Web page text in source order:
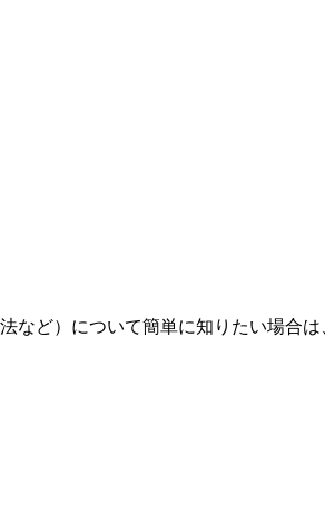
ど）について簡単に知りたい場合は